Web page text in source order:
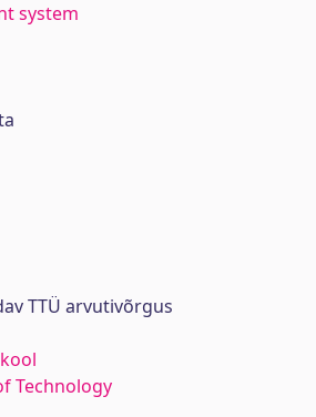
system
TTÜ arvutivõrgus
Technology